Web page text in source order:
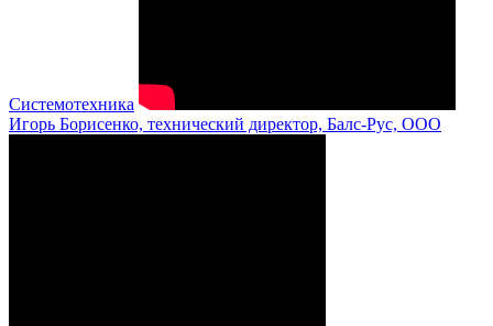
Системотехника
Игорь Борисенко, технический директор, Балс-Рус, ООО